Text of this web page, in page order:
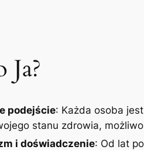
Ja?
podejście: Każda osoba
stanu zdrowia,
i doświadczenie: Od lat